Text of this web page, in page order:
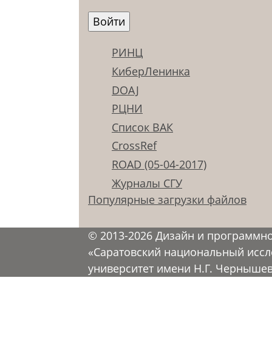
РИНЦ
КиберЛенинка
DOAJ
РЦНИ
Список ВАК
CrossRef
ROAD (05-04-2017)
Журналы СГУ
Популярные загрузки файлов
© 2013-2026 Дизайн и
«Саратовский национальный
университет имени Н.Г.